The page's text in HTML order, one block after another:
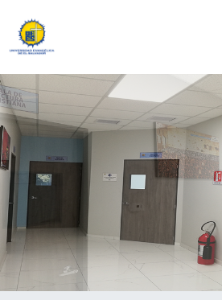
Communities & Collections
All of DSpace